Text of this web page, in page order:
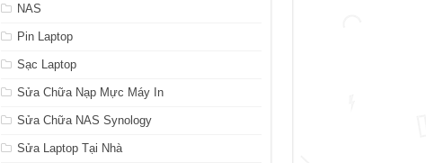
NAS
Pin Laptop
Sạc Laptop
Sửa Chữa Nạp Mực Máy In
Sửa Chữa NAS Synology
Sửa Laptop Tại Nhà